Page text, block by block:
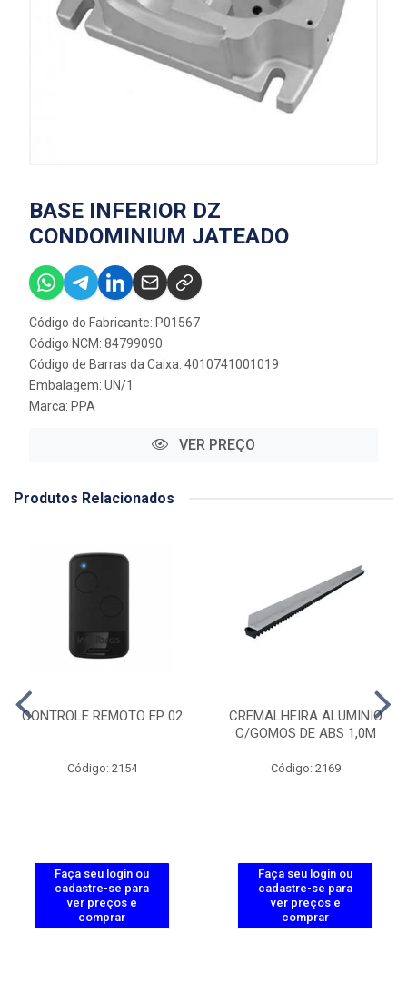
BASE INFERIOR DZ
CONDOMINIUM JATEADO
Código do Fabricante: P01567
Código NCM: 84799090
Código de Barras da Caixa: 4010741001019
Embalagem: UN/1
Marca: PPA
VER PREÇO
Produtos Relacionados
CONTROLE REMOTO EP 02
Código: 2154
Faça seu login ou
cadastre-se para
ver preços e
comprar
CREMALHEIRA ALUMINIO
C/GOMOS DE ABS 1,0M
Código: 2169
Faça seu login ou
cadastre-se para
ver preços e
comprar